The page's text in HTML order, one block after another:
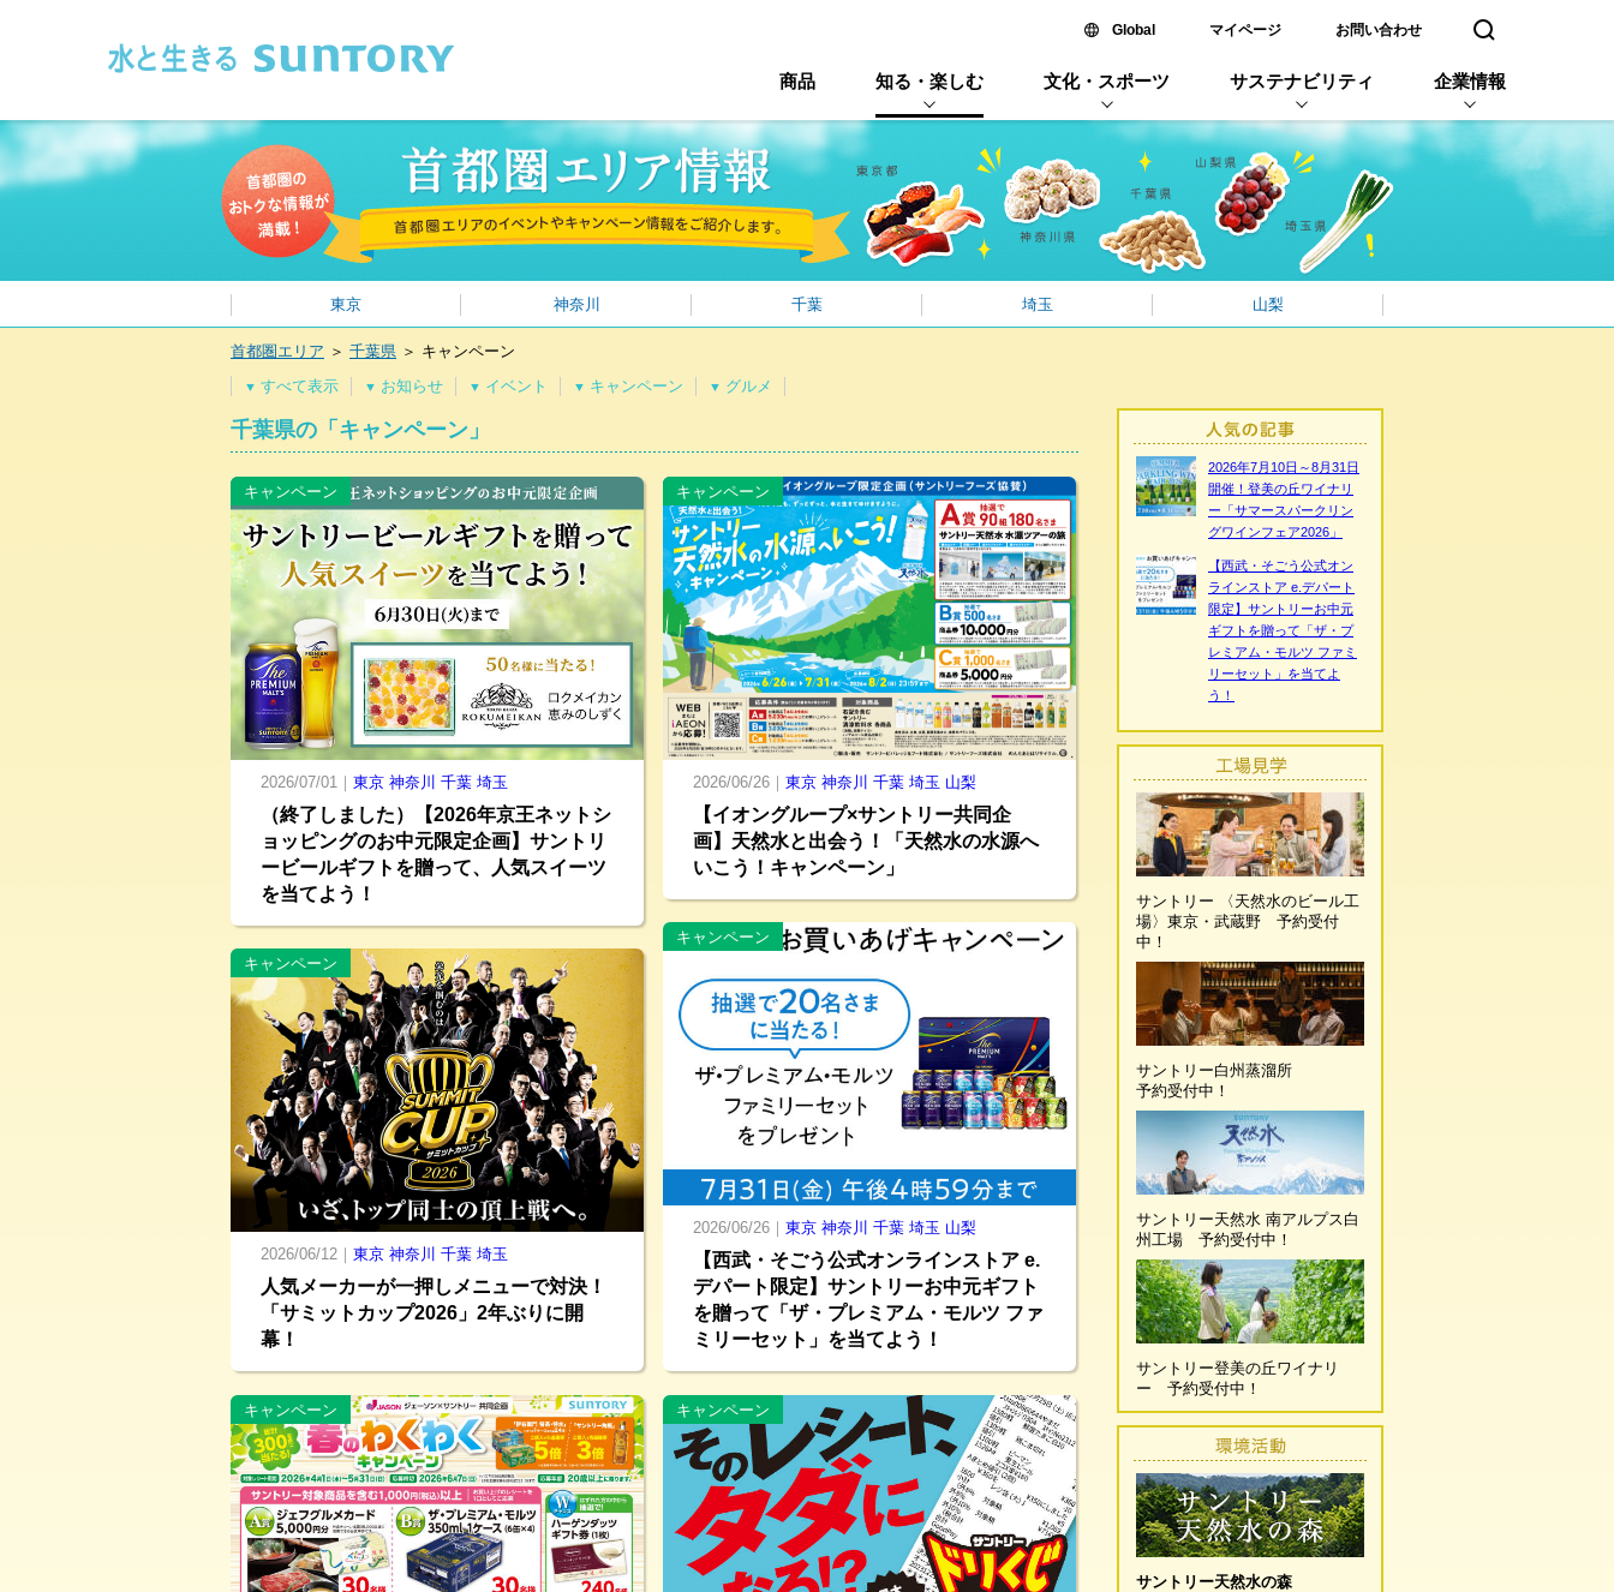
Global新しいウィンドウで開く
マイページ お問い合わせ 検索窓を開く
商品 知る・楽しむ 文化・スポーツ サステナビリティ 企業情報
東京 神奈川 千葉 埼玉 山梨
首都圏エリア ＞ 千葉県 ＞ キャンペーン
▼ すべて表示 ▼ お知らせ ▼ イベント ▼ キャンペーン ▼ グルメ
千葉県の「キャンペーン」
キャンペーン
2026/07/01｜ 東京 神奈川 千葉 埼玉
（終了しました）【2026年京王ネットシ
ョッピングのお中元限定企画】サントリ
ービールギフトを贈って、人気スイーツ
を当てよう！
キャンペーン
2026/06/26｜ 東京 神奈川 千葉 埼玉 山梨
【イオングループ×サントリー共同企
画】天然水と出会う！「天然水の水源へ
いこう！キャンペーン」
キャンペーン
2026/06/26｜ 東京 神奈川 千葉 埼玉 山梨
【西武・そごう公式オンラインストア e.
デパート限定】サントリーお中元ギフト
を贈って「ザ・プレミアム・モルツ ファ
ミリーセット」を当てよう！
キャンペーン
2026/06/12｜ 東京 神奈川 千葉 埼玉
人気メーカーが一押しメニューで対決！
「サミットカップ2026」2年ぶりに開
幕！
キャンペーン キャンペーン
2026年7月10日～8月31日
開催！登美の丘ワイナリ
ー「サマースパークリン
グワインフェア2026」
【西武・そごう公式オン
ラインストア e.デパート
限定】サントリーお中元
ギフトを贈って「ザ・プ
レミアム・モルツ ファミ
リーセット」を当てよ
う！
サントリー 〈天然水のビール工
場〉東京・武蔵野 予約受付
中！
サントリー白州蒸溜所
予約受付中！
サントリー天然水 南アルプス白
州工場 予約受付中！
サントリー登美の丘ワイナリ
ー 予約受付中！
サントリー天然水の森